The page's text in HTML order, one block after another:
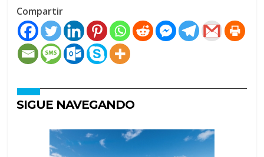
Compartir
SIGUE NAVEGANDO